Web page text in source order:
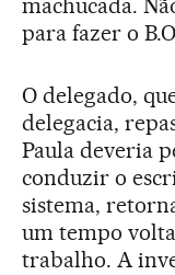
machucada.
para fazer o
O delegado,
delegacia,
Paula deveria
conduzir o
sistema,
um tempo
trabalho. A